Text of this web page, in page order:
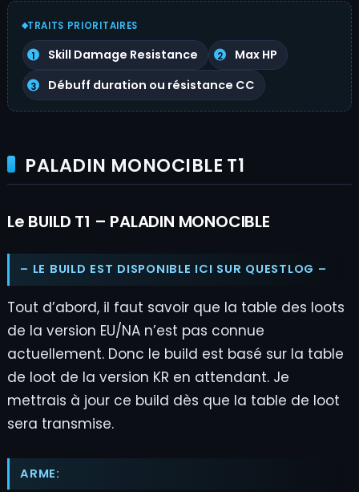
TRAITS PRIORITAIRES
Skill Damage Resistance
Max HP
Débuff duration ou résistance CC
PALADIN MONOCIBLE T1
Le BUILD T1 – PALADIN MONOCIBLE
– LE BUILD EST DISPONIBLE ICI SUR QUESTLOG –
Tout d’abord, il faut savoir que la table des loots
de la version EU/NA n’est pas connue
actuellement. Donc le build est basé sur la table
de loot de la version KR en attendant. Je
mettrais à jour ce build dès que la table de loot
sera transmise.
ARME: